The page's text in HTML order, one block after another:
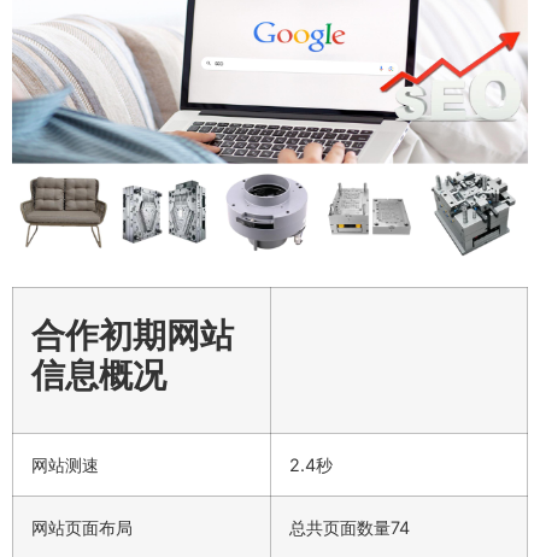
合作初期网站
信息概况
网站测速 2.4秒
网站页面布局 总共页面数量74